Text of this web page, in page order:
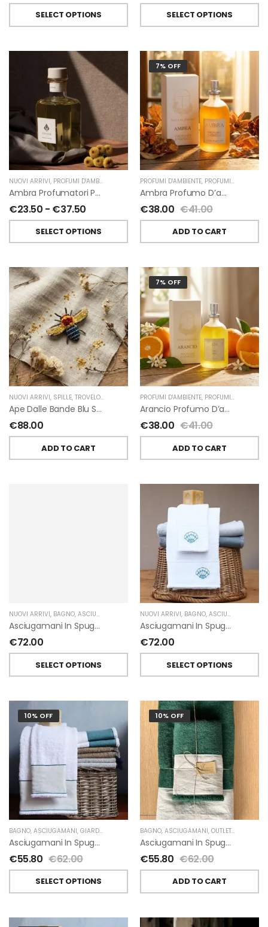
SELECT OPTIONS SELECT OPTIONS
NUOVI ARRIVI, PROFUMI D'AMBIENTE PROFUMATORI A BASTONCINI ,CHIARA FIRENZE
Ambra Profumatori Per Ambiente A Bastoncini Di Chiara Firenze
€23.50 - €37.50
SELECT OPTIONS
7% OFF
PROFUMI D'AMBIENTE, PROFUMI D'AMBIENTE FIORIRA' UN GIARDINO
Ambra Profumo D’ambiente Di Fiorirà Un Giardino
€38.00 €41.00
ADD TO CART
NUOVI ARRIVI, SPILLE, TROVELORE
Ape Dalle Bande Blu Spilla Decorata A Mano Di Trovelore
€88.00
ADD TO CART
7% OFF
PROFUMI D'AMBIENTE, PROFUMI D'AMBIENTE FIORIRA' UN GIARDINO
Arancio Profumo D’ambiente Di Fiorirà Un Giardino
€38.00 €41.00
ADD TO CART
NUOVI ARRIVI, BAGNO, ASCIUGAMANI GIARDINO SEGRETO
Asciugamani In Spugna Con Fiori In Lino Applicati Di Giardino Segreto.
€72.00
SELECT OPTIONS
NUOVI ARRIVI, BAGNO, ASCIUGAMANI
Asciugamani In Spugna Con Ricami Marini Di Giardino Segreto.
€72.00
SELECT OPTIONS
10% OFF
BAGNO, ASCIUGAMANI, GIARDINO SEGRETO
Asciugamani In Spugna E Lino Di Giardino Segreto
€55.80 €62.00
SELECT OPTIONS
10% OFF
BAGNO, ASCIUGAMANI, OUTLET,
Asciugamani In Spugna E Lino Di Giardino Segreto
€55.80 €62.00
ADD TO CART